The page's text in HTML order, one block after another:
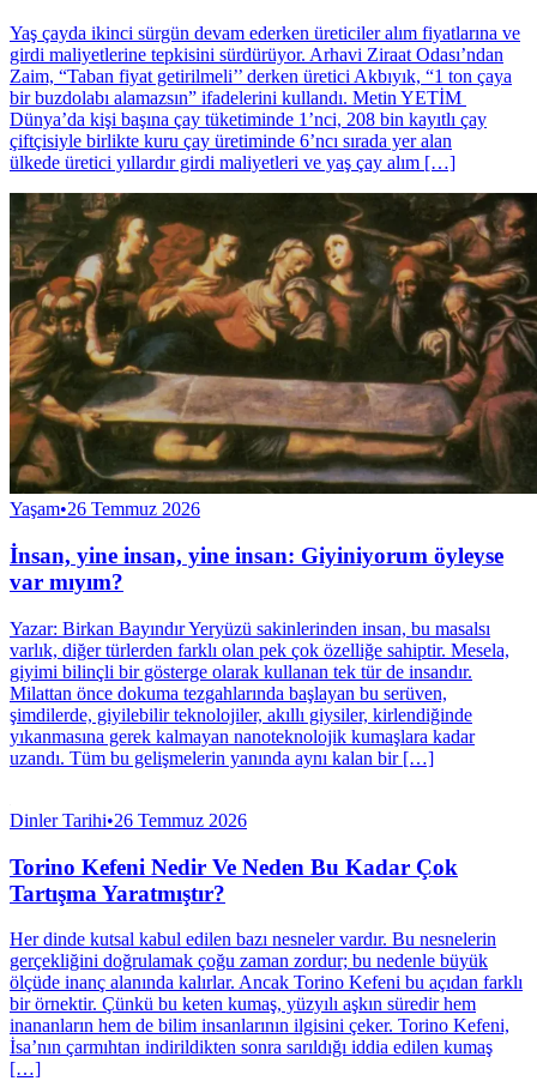
Yaş çayda ikinci sürgün devam ederken üreticiler alım fiyatlarına ve
girdi maliyetlerine tepkisini sürdürüyor. Arhavi Ziraat Odası’ndan
Zaim, “Taban fiyat getirilmeli’’ derken üretici Akbıyık, “1 ton çaya
bir buzdolabı alamazsın” ifadelerini kullandı. Metin YETİM
Dünya’da kişi başına çay tüketiminde 1’nci, 208 bin kayıtlı çay
çiftçisiyle birlikte kuru çay üretiminde 6’ncı sırada yer alan
ülkede üretici yıllardır girdi maliyetleri ve yaş çay alım […]
Yaşam•26 Temmuz 2026
İnsan, yine insan, yine insan: Giyiniyorum öyleyse
var mıyım?
Yazar: Birkan Bayındır Yeryüzü sakinlerinden insan, bu masalsı
varlık, diğer türlerden farklı olan pek çok özelliğe sahiptir. Mesela,
giyimi bilinçli bir gösterge olarak kullanan tek tür de insandır.
Milattan önce dokuma tezgahlarında başlayan bu serüven,
şimdilerde, giyilebilir teknolojiler, akıllı giysiler, kirlendiğinde
yıkanmasına gerek kalmayan nanoteknolojik kumaşlara kadar
uzandı. Tüm bu gelişmelerin yanında aynı kalan bir […]
Dinler Tarihi•26 Temmuz 2026
Torino Kefeni Nedir Ve Neden Bu Kadar Çok
Tartışma Yaratmıştır?
Her dinde kutsal kabul edilen bazı nesneler vardır. Bu nesnelerin
gerçekliğini doğrulamak çoğu zaman zordur; bu nedenle büyük
ölçüde inanç alanında kalırlar. Ancak Torino Kefeni bu açıdan farklı
bir örnektir. Çünkü bu keten kumaş, yüzyılı aşkın süredir hem
inananların hem de bilim insanlarının ilgisini çeker. Torino Kefeni,
İsa’nın çarmıhtan indirildikten sonra sarıldığı iddia edilen kumaş
[…]